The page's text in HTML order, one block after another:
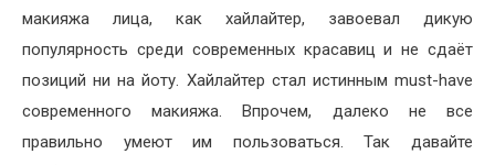
макияжа лица, как хайлайтер, завоевал дикую
популярность среди современных красавиц и не сдаёт
позиций ни на йоту. Хайлайтер стал истинным must-have
современного макияжа. Впрочем, далеко не все
правильно умеют им пользоваться. Так давайте